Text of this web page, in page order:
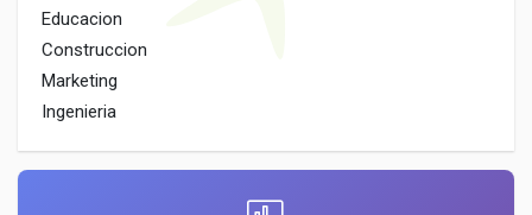
Educacion
Construccion
Marketing
Ingenieria